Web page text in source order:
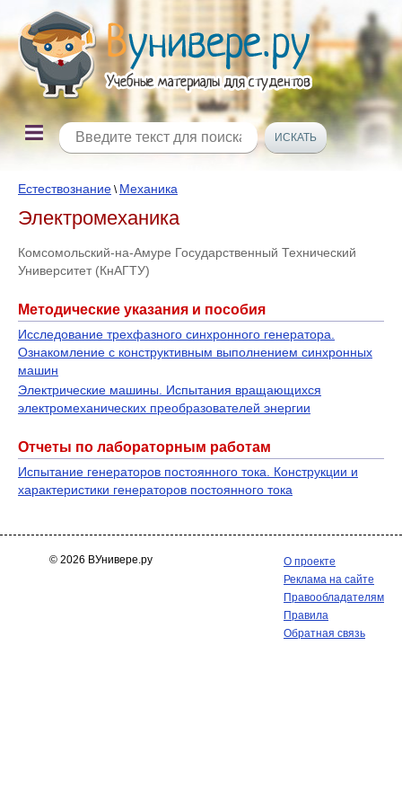
Естествознание \ Механика
Электромеханика
Комсомольский-на-Амуре Государственный Технический
Университет (КнАГТУ)
Методические указания и пособия
Исследование трехфазного синхронного генератора.
Ознакомление с конструктивным выполнением синхронных
машин
Электрические машины. Испытания вращающихся
электромеханических преобразователей энергии
Отчеты по лабораторным работам
Испытание генераторов постоянного тока. Конструкции и
характеристики генераторов постоянного тока
© 2026 ВУнивере.ру
О проекте
Реклама на сайте
Правообладателям
Правила
Обратная связь